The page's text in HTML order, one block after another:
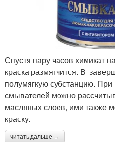
Спустя пару часов химикат
краска размягчится. В
полумягкую субстанцию.
смывателей можно
масляных слоев, ими также
краску.
читать дальше →